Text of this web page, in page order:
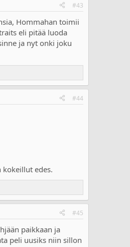
#43
Hommahan toimii
eli pitää luoda
ja nyt onki joku
#44
edes.
#45
paikkaan ja
peli uusiks niin sillon